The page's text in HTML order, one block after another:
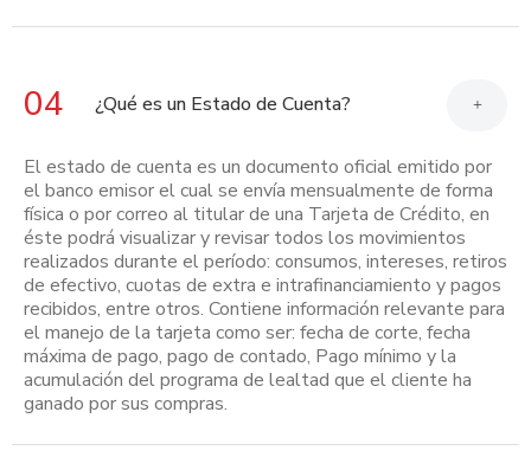
04 ¿Qué es un Estado de Cuenta? +
El estado de cuenta es un documento oficial emitido por
el banco emisor el cual se envía mensualmente de forma
física o por correo al titular de una Tarjeta de Crédito, en
éste podrá visualizar y revisar todos los movimientos
realizados durante el período: consumos, intereses, retiros
de efectivo, cuotas de extra e intrafinanciamiento y pagos
recibidos, entre otros. Contiene información relevante para
el manejo de la tarjeta como ser: fecha de corte, fecha
máxima de pago, pago de contado, Pago mínimo y la
acumulación del programa de lealtad que el cliente ha
ganado por sus compras.